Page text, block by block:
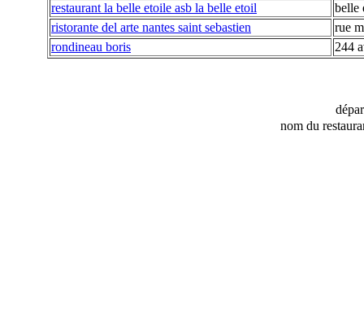
restaurant la belle etoile asb la belle etoil
belle
ristorante del arte nantes saint sebastien
rue
rondineau boris
244
nom du